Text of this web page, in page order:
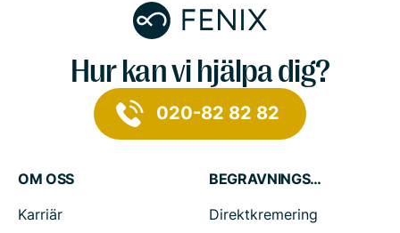
Hur kan vi hjälpa dig?
020-82 82 82
OM OSS
Karriär
BEGRAVNINGSTJÄNSTER
Direktkremering